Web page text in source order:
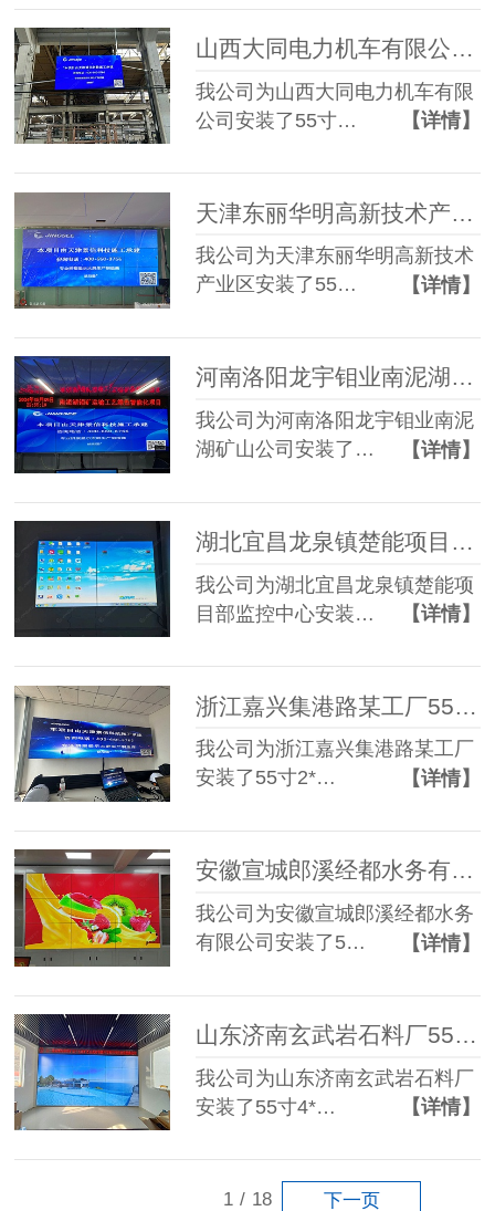
山西大同电力机车有限公司55寸3.5mm 2*2液晶拼接屏
我公司为山西大同电力机车有限
公司安装了55寸…
【详情】
天津东丽华明高新技术产业区55寸3.5mm 3*4液晶拼接屏
我公司为天津东丽华明高新技术
产业区安装了55…
【详情】
河南洛阳龙宇钼业南泥湖矿山公司55寸3.5mm 2*4液晶拼接屏+单红条屏
我公司为河南洛阳龙宇钼业南泥
湖矿山公司安装了…
【详情】
湖北宜昌龙泉镇楚能项目部监控中心55寸3.5mm 2*2液晶拼接屏
我公司为湖北宜昌龙泉镇楚能项
目部监控中心安装…
【详情】
浙江嘉兴集港路某工厂55寸1.7mm 2*4液晶拼接屏
我公司为浙江嘉兴集港路某工厂
安装了55寸2*…
【详情】
安徽宣城郎溪经都水务有限公司55寸1.8mm 3*3液晶拼接屏
我公司为安徽宣城郎溪经都水务
有限公司安装了5…
【详情】
山东济南玄武岩石料厂55寸3.5mm 4*6液晶拼接屏+单红条屏
我公司为山东济南玄武岩石料厂
安装了55寸4*…
【详情】
1 / 18 下一页